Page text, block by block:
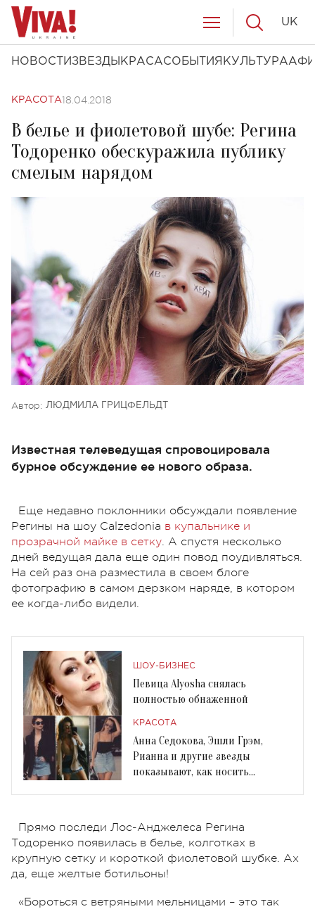
НОВОСТИ ЗВЕЗДЫ КРАСАСОБЫТИЯ КУЛЬТУРА
UK
КРАСОТА18.04.2018
В белье и фиолетовой шубе: Регина
Тодоренко обескуражила публику
смелым нарядом
Автор: ЛЮДМИЛА ГРИЦФЕЛЬДТ
Известная телеведущая спровоцировала
бурное обсуждение ее нового образа.
Еще недавно поклонники обсуждали появление
Регины на шоу Calzedonia в купальнике и
прозрачной майке в сетку. А спустя несколько
дней ведущая дала еще один повод поудивляться.
На сей раз она разместила в своем блоге
фотографию в самом дерзком наряде, в котором
ее когда-либо видели.
ШОУ-БИЗНЕС
Певица Alyosha снялась
полностью обнаженной
КРАСОТА
Анна Седокова, Эшли Грэм,
Рианна и другие звезды
показывают, как носить
Прямо последи Лос-Анджелеса Регина
Тодоренко появилась в белье, колготках в
крупную сетку и короткой фиолетовой шубке. Ах
да, еще желтые ботильоны!
«Бороться с ветряными мельницами – это так